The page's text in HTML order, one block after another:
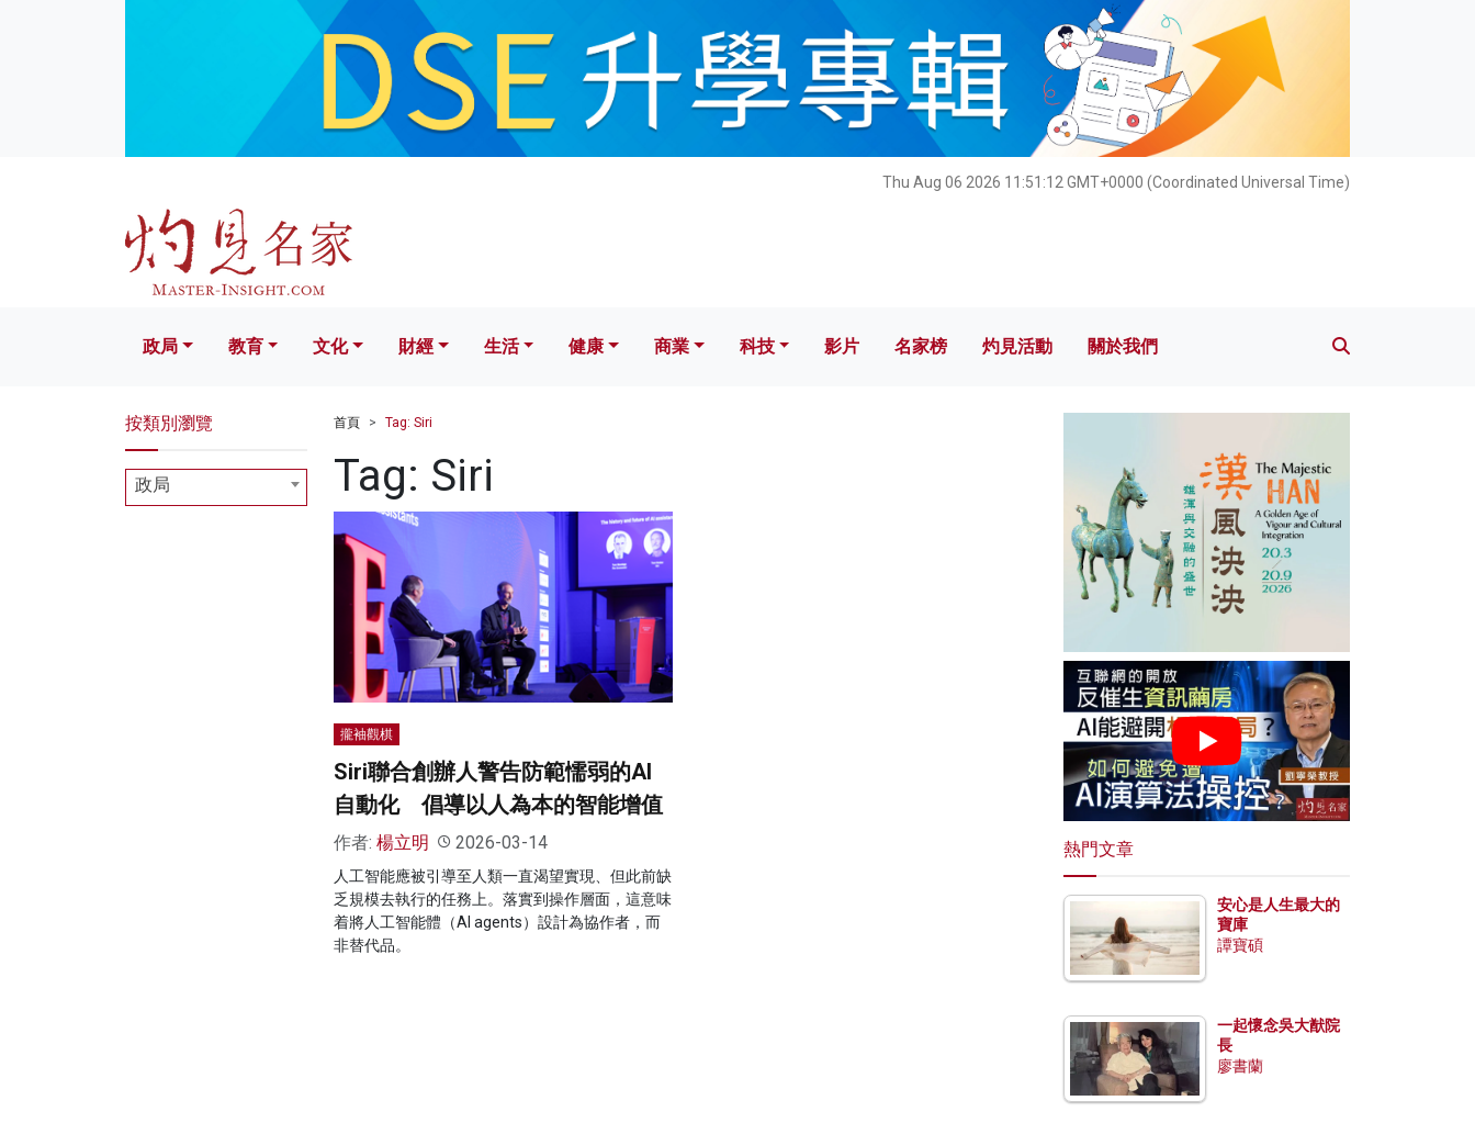
Thu Aug 06 2026 11:51:13 GMT+0000 (Coordinated Universal Time)
文化 財經 生活 健康 科技 影片 名家榜 灼見活動 關於我們
政局 教育 文化 財經 生活 健康 商業 科技 影片 名家榜 灼見活動 關於我們
首頁 Tag: Siri
Tag: Siri
攏袖觀棋
Siri聯合創辦人警告防範懦弱的AI
自動化 倡導以人為本的智能增值
作者: 楊立明 2026-03-14
人工智能應被引導至人類一直渴望實現、但此前缺
乏規模去執行的任務上。落實到操作層面，這意味
着將人工智能體（AI agents）設計為協作者，而
非替代品。
按類別瀏覽
政局
熱門文章
安心是人生最大的
寶庫
譚寶碩
一起懷念吳大猷院
長
廖書蘭